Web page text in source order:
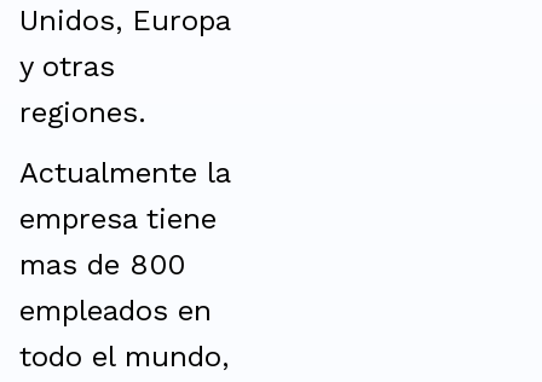
Unidos, Europa
y otras
regiones.
Actualmente la
empresa tiene
mas de 800
empleados en
todo el mundo,